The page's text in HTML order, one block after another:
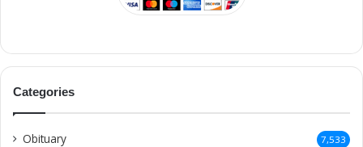
Categories
Obituary 7,533